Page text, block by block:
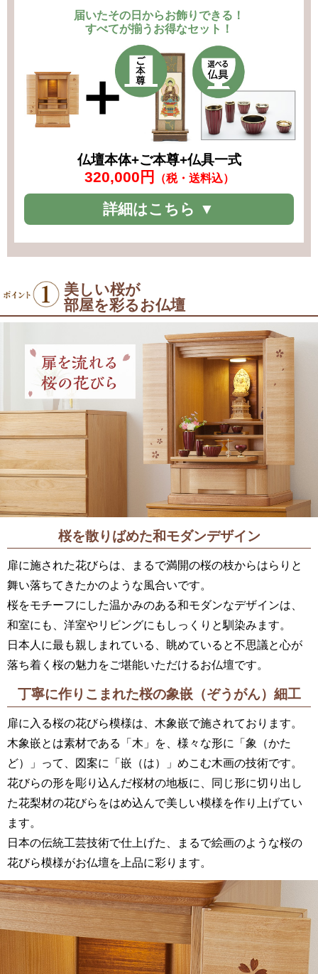
届いたその日からお飾りできる！
すべてが揃うお得なセット！
仏壇本体+ご本尊+仏具一式
320,000円 （税・送料込）
詳細はこちら ▼
美しい桜が
部屋を彩るお仏壇
桜を散りばめた和モダンデザイン
扉に施された花びらは、まるで満開の桜の枝からはらりと
舞い落ちてきたかのような風合いです。
桜をモチーフにした温かみのある和モダンなデザインは、
和室にも、洋室やリビングにもしっくりと馴染みます。
日本人に最も親しまれている、眺めていると不思議と心が
落ち着く桜の魅力をご堪能いただけるお仏壇です。
丁寧に作りこまれた桜の象嵌（ぞうがん）細工
扉に入る桜の花びら模様は、木象嵌で施されております。
木象嵌とは素材である「木」を、様々な形に「象（かた
ど）」って、図案に「嵌（は）」めこむ木画の技術です。
花びらの形を彫り込んだ桜材の地板に、同じ形に切り出し
た花梨材の花びらをはめ込んで美しい模様を作り上げてい
ます。
日本の伝統工芸技術で仕上げた、まるで絵画のような桜の
花びら模様がお仏壇を上品に彩ります。